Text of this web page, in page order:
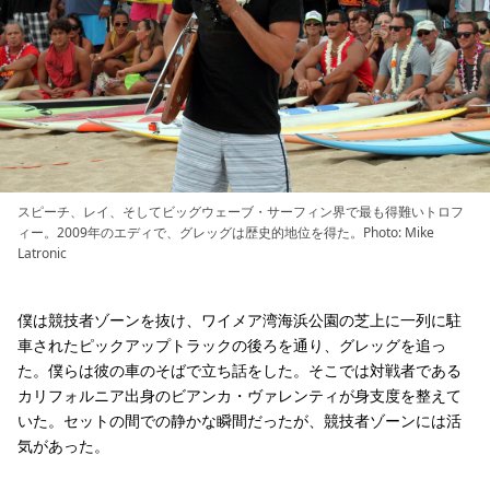
スピーチ、レイ、そしてビッグウェーブ・サーフィン界で最も得難いトロフ
ィー。2009年のエディで、グレッグは歴史的地位を得た。Photo: Mike
Latronic
僕は競技者ゾーンを抜け、ワイメア湾海浜公園の芝上に一列に駐
車されたピックアップトラックの後ろを通り、グレッグを追っ
た。僕らは彼の車のそばで立ち話をした。そこでは対戦者である
カリフォルニア出身のビアンカ・ヴァレンティが身支度を整えて
いた。セットの間での静かな瞬間だったが、競技者ゾーンには活
気があった。